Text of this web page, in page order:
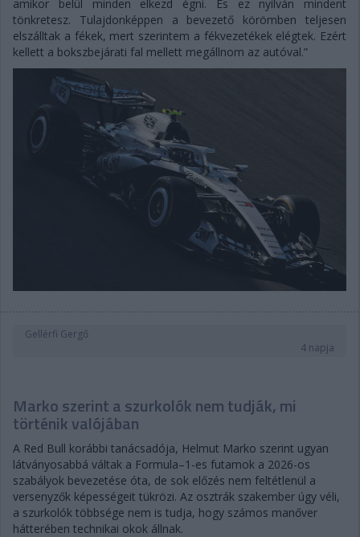
amikor belül minden elkezd égni. És ez nyilván mindent
tönkretesz. Tulajdonképpen a bevezető körömben teljesen
elszálltak a fékek, mert szerintem a fékvezetékek elégtek. Ezért
kellett a bokszbejárati fal mellett megállnom az autóval.”
Gellérfi Gergő
4 napja
Marko szerint a szurkolók nem tudják, mi
történik valójában
A Red Bull korábbi tanácsadója, Helmut Marko szerint ugyan
látványosabbá váltak a Formula–1-es futamok a 2026-os
szabályok bevezetése óta, de sok előzés nem feltétlenül a
versenyzők képességeit tükrözi. Az osztrák szakember úgy véli,
a szurkolók többsége nem is tudja, hogy számos manőver
hátterében technikai okok állnak.